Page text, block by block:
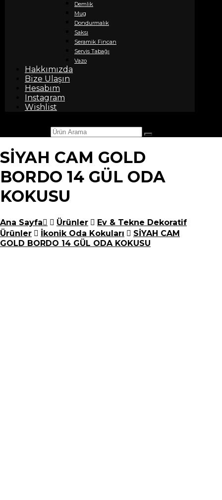
Demlik
Mug
Dondurmalık
Saksı
Seramik Fincan
Servis Tabağı
Vazo
Hakkımızda
Bize Ulaşın
Hesabım
Instagram
Wishlist
SİYAH CAM GOLD
BORDO 14 GÜL ODA
KOKUSU
Ana Sayfa Ürünler
Ev & Tekne Dekoratif
Ürünler
İkonik Oda Kokuları
SİYAH CAM
GOLD BORDO 14 GÜL ODA KOKUSU